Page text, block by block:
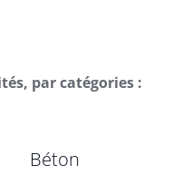
par catégories :
Béton